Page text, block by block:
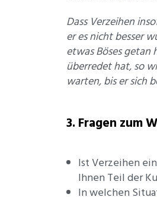
Dass Verzeihen
er es nicht besser
etwas Böses getan
überredet hat, so
warten, bis er sich
3. Fragen zum
Ist Verzeihen
Ihnen Teil der
In welchen